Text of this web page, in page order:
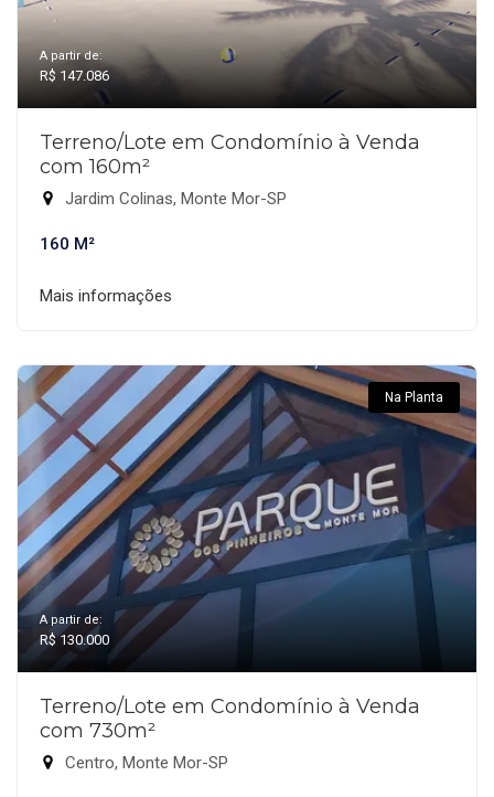
A partir de:
R$ 147.086
Terreno/Lote em Condomínio à Venda
com 160m²
Jardim Colinas, Monte Mor-SP
160 M²
Mais informações
Na Planta
A partir de:
R$ 130.000
Terreno/Lote em Condomínio à Venda
com 730m²
Centro, Monte Mor-SP